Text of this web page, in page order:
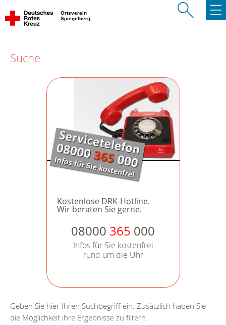
Ortsverein
Spiegelberg
Suche
Kostenlose DRK-Hotline.
Wir beraten Sie gerne.
08000 365 000
Infos für Sie kostenfrei
rund um die Uhr
Geben Sie hier Ihren Suchbegriff ein. Zusätzlich haben Sie
die Möglichkeit ihre Ergebnisse zu filtern.